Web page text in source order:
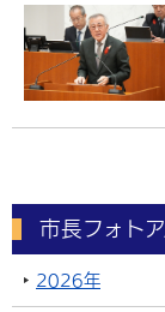
市長フォト
2026年